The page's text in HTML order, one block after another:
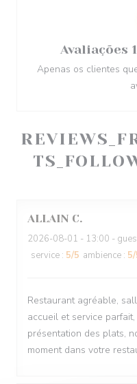
ALLAIN C
2026-08-01 - 13:00 -
service : 5/5 ambience : 5
Restaurant agréable,
accueil et service
présentation des plats,
moment dans votre
Avaliações
Apenas os clientes